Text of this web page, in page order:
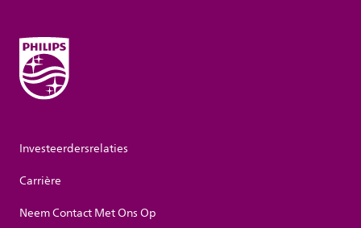
Investeerdersrelaties
Carrière
Neem Contact Met Ons Op